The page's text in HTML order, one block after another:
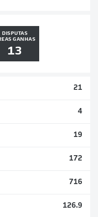
DISPUTAS
GANHAS
13
21
4
19
172
716
126.9